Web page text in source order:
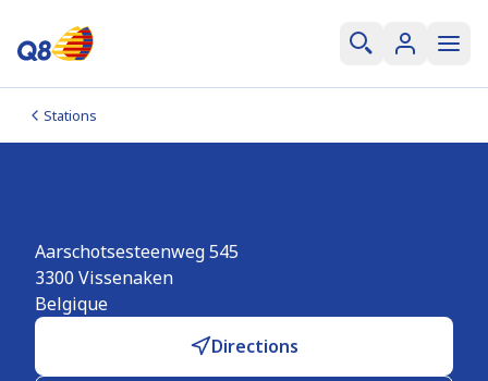
Stations
Aarschotsesteenweg 545
3300 Vissenaken
Belgique
Directions